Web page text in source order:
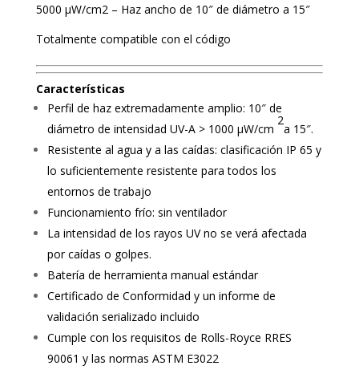
5000 µW/cm2 – Haz ancho de 10″ de diámetro a 15″
Totalmente compatible con el código
Características
Perfil de haz extremadamente amplio: 10″ de
diámetro de intensidad UV-A > 1000 µW/cm
2
a 15″.
Resistente al agua y a las caídas: clasificación IP 65 y
lo suficientemente resistente para todos los
entornos de trabajo
Funcionamiento frío: sin ventilador
La intensidad de los rayos UV no se verá afectada
por caídas o golpes.
Batería de herramienta manual estándar
Certificado de Conformidad y un informe de
validación serializado incluido
Cumple con los requisitos de Rolls-Royce RRES
90061 y las normas ASTM E3022